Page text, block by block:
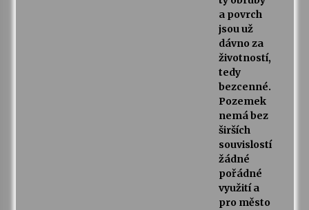
a povrch
jsou už
dávno za
životností,
tedy
bezcenné.
Pozemek
nemá bez
širších
souvislostí
žádné
pořádné
využití a
pro město